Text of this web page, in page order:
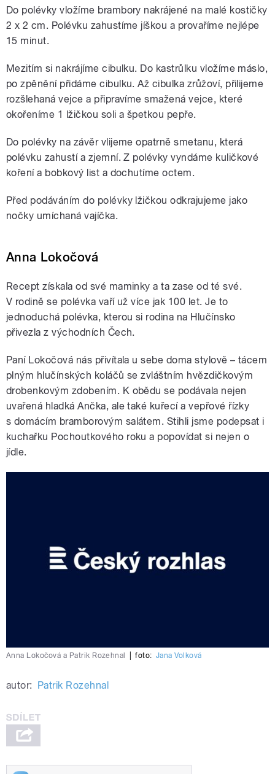
Do polévky vložíme brambory nakrájené na malé kostičky
2 x 2 cm. Polévku zahustíme jíškou a provaříme nejlépe
15 minut.
Mezitím si nakrájíme cibulku. Do kastrůlku vložíme máslo,
po zpěnění přidáme cibulku. Až cibulka zrůžoví, přilijeme
rozšlehaná vejce a připravíme smažená vejce, které
okořeníme 1 lžičkou soli a špetkou pepře.
Do polévky na závěr vlijeme opatrně smetanu, která
polévku zahustí a zjemní. Z polévky vyndáme kuličkové
koření a bobkový list a dochutíme octem.
Před podáváním do polévky lžičkou odkrajujeme jako
nočky umíchaná vajíčka.
Anna Lokočová
Recept získala od své maminky a ta zase od té své.
V rodině se polévka vaří už více jak 100 let. Je to
jednoduchá polévka, kterou si rodina na Hlučínsko
přivezla z východních Čech.
Paní Lokočová nás přivítala u sebe doma stylově – tácem
plným hlučínských koláčů se zvláštním hvězdičkovým
drobenkovým zdobením. K obědu se podávala nejen
uvařená hladká Ančka, ale také kuřecí a vepřové řízky
s domácím bramborovým salátem. Stihli jsme podepsat i
kuchařku Pochoutkového roku a popovídat si nejen o
jídle.
Anna Lokočová a Patrik Rozehnal foto: Jana Volková
autor: Patrik Rozehnal